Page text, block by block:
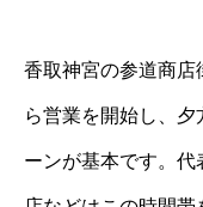
香取神宮の参道商店
ら営業を開始し、
ーンが基本です。